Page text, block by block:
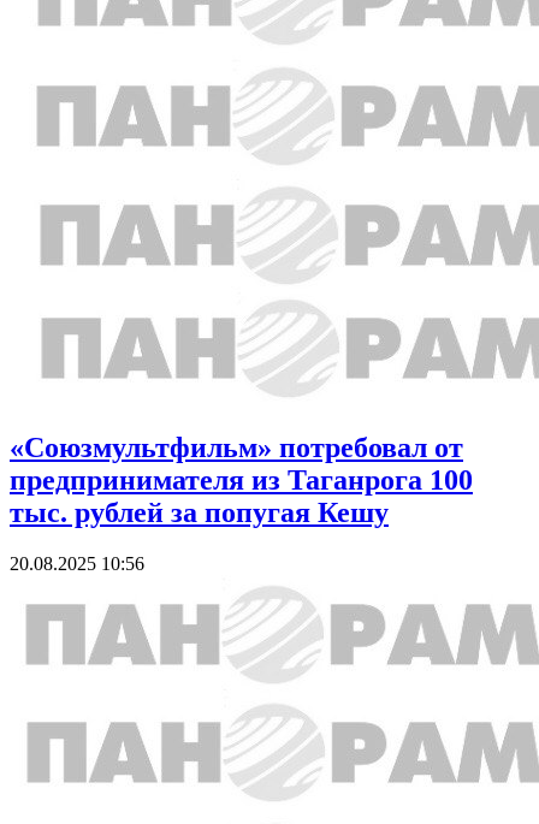
«Союзмультфильм» потребовал от
предпринимателя из Таганрога 100
тыс. рублей за попугая Кешу
20.08.2025 10:56